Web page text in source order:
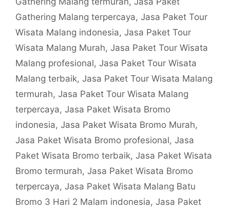
Gathering Malang terpercaya, Jasa Paket Tour
Wisata Malang indonesia, Jasa Paket Tour
Wisata Malang Murah, Jasa Paket Tour Wisata
Malang profesional, Jasa Paket Tour Wisata
Malang terbaik, Jasa Paket Tour Wisata Malang
termurah, Jasa Paket Tour Wisata Malang
terpercaya, Jasa Paket Wisata Bromo
indonesia, Jasa Paket Wisata Bromo Murah,
Jasa Paket Wisata Bromo profesional, Jasa
Paket Wisata Bromo terbaik, Jasa Paket Wisata
Bromo termurah, Jasa Paket Wisata Bromo
terpercaya, Jasa Paket Wisata Malang Batu
Bromo 3 Hari 2 Malam indonesia, Jasa Paket